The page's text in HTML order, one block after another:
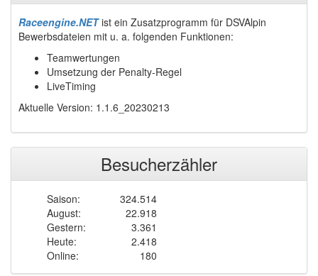
Raceengine.NETist ein Zusatzprogramm für DSVAlpin
Bewerbsdateien mit u. a. folgenden Funktionen:
Teamwertungen
Umsetzung der Penalty-Regel
LiveTiming
Aktuelle Version: 1.1.6_20230213
Besucherzähler
Saison:
324.514
August:
22.918
Gestern:
3.361
Heute:
2.418
Online:
180